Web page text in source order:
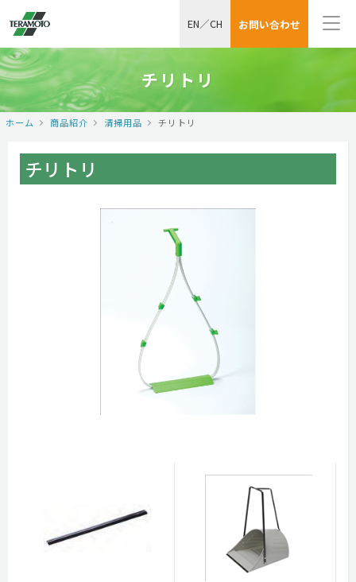
お問い合わせ
EN／CH
チリトリ
ホーム 商品紹介 清掃用品 チリトリ
チリトリ